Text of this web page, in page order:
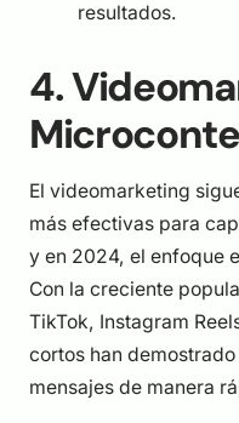
resultados.
4.
El videomarketing
más efectivas para
y en 2024, el enfoque
Con la creciente
TikTok, Instagram
cortos han
mensajes de manera